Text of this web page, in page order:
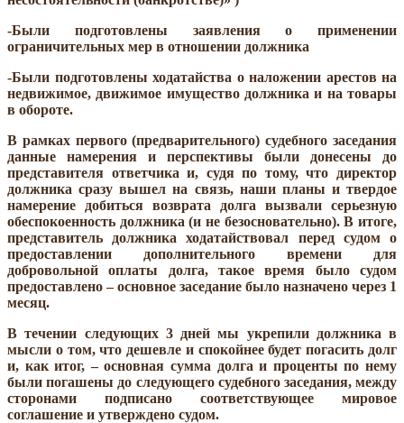
-Были подготовлены заявления о применении
ограничительных мер в отношении должника
-Были подготовлены ходатайства о наложении арестов на
недвижимое, движимое имущество должника и на товары
в обороте.
В рамках первого (предварительного) судебного заседания
данные намерения и перспективы были донесены до
представителя ответчика и, судя по тому, что директор
должника сразу вышел на связь, наши планы и твердое
намерение добиться возврата долга вызвали серьезную
обеспокоенность должника (и не безосновательно). В итоге,
представитель должника ходатайствовал перед судом о
предоставлении дополнительного времени для
добровольной оплаты долга, такое время было судом
предоставлено – основное заседание было назначено через 1
месяц.
В течении следующих 3 дней мы укрепили должника в
мысли о том, что дешевле и спокойнее будет погасить долг
и, как итог, – основная сумма долга и проценты по нему
были погашены до следующего судебного заседания, между
сторонами подписано соответствующее мировое
соглашение и утверждено судом.